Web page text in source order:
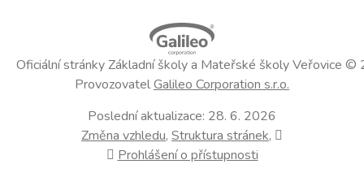
Oficiální stránky Základní školy a Mateřské školy Veřovice ©
ProvozovatelGalileo Corporation s.r.o.
Poslední aktualizace: 28. 6. 2026
Změna vzhledu, Struktura stránek,
Prohlášení o přístupnosti